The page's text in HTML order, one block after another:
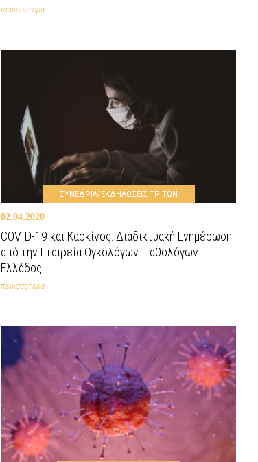
περισσότερα
ΣΥΝΕΔΡΙΑ/ΕΚΔΗΛΩΣΕΙΣ ΤΡΙΤΩΝ
02.04.2020
COVID-19 και Καρκίνος: Διαδικτυακή Ενημέρωση
από την Εταιρεία Ογκολόγων Παθολόγων
Ελλάδος
περισσότερα